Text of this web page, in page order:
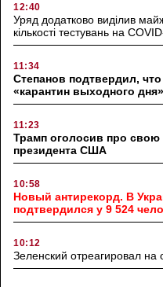
12:40
Уряд додатково виділив
кількості тестувань на
11:34
Степанов подтвердил,
«карантин выходного дня»
11:23
Трамп оголосив про свою
президента США
10:58
Новый антирекорд. В
подтвердился у 9 524
10:12
Зеленский отреагировал